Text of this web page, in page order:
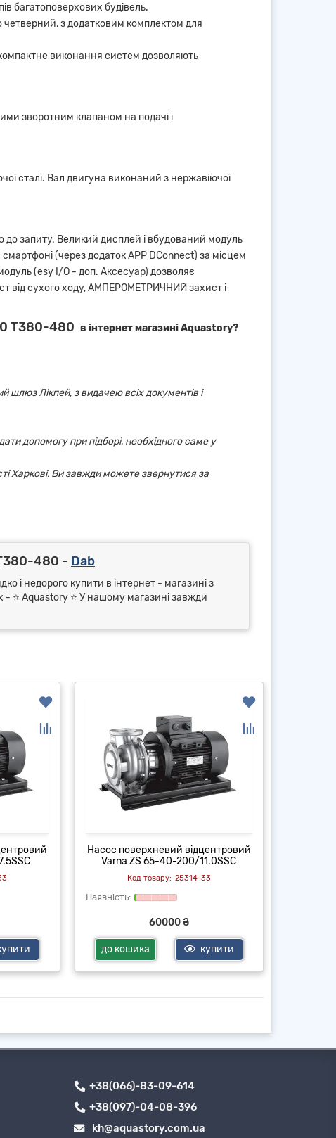
багатоповерхових будівель.
четверний, з додатковим комплектом для
виконання систем дозволяють
зворотним клапаном на подачі і
сталі. Вал двигуна виконаний з нержавіючої
до запиту. Великий дисплей і вбудований модуль
(через додаток APP DConnect) за місцем
(esy I/O - доп. Аксесуар) дозволяє
від сухого ходу, АМПЕРОМЕТРИЧНИЙ захист і
T380-480 в інтернет магазині Aquastory?
шлюз Лікпей, з видачею всіх документів і
допомогу при підборі, необхідного саме у
Харкові. Ви завжди можете звернутися за
480 - Dab
і недорого купити в інтернет - магазині з
- ⭐ Aquastory ⭐ У нашому магазині завжди
Насос поверхневий відцентровий
Varna ZS 65-40-200/11.0SSC
25314-33
60000 ₴
до кошика купити
+38(066)-83-09-614
+38(097)-04-08-396
kh@aquastory.com.ua